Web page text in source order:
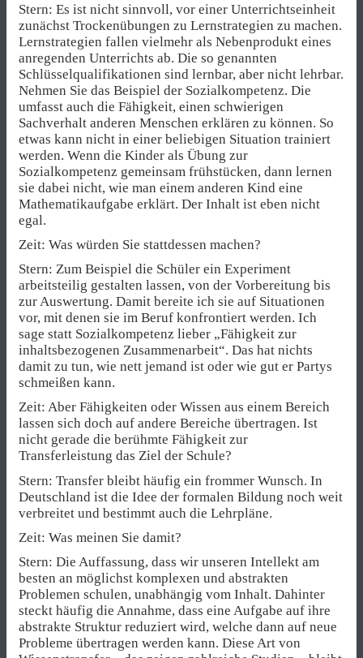
Stern: Es ist nicht sinnvoll, vor einer Unterrichtseinheit
zunächst Trockenübungen zu Lernstrategien zu machen.
Lernstrategien fallen vielmehr als Nebenprodukt eines
anregenden Unterrichts ab. Die so genannten
Schlüsselqualifikationen sind lernbar, aber nicht lehrbar.
Nehmen Sie das Beispiel der Sozialkompetenz. Die
umfasst auch die Fähigkeit, einen schwierigen
Sachverhalt anderen Menschen erklären zu können. So
etwas kann nicht in einer beliebigen Situation trainiert
werden. Wenn die Kinder als Übung zur
Sozialkompetenz gemeinsam frühstücken, dann lernen
sie dabei nicht, wie man einem anderen Kind eine
Mathematikaufgabe erklärt. Der Inhalt ist eben nicht
egal.
Zeit: Was würden Sie stattdessen machen?
Stern: Zum Beispiel die Schüler ein Experiment
arbeitsteilig gestalten lassen, von der Vorbereitung bis
zur Auswertung. Damit bereite ich sie auf Situationen
vor, mit denen sie im Beruf konfrontiert werden. Ich
sage statt Sozialkompetenz lieber „Fähigkeit zur
inhaltsbezogenen Zusammenarbeit“. Das hat nichts
damit zu tun, wie nett jemand ist oder wie gut er Partys
schmeißen kann.
Zeit: Aber Fähigkeiten oder Wissen aus einem Bereich
lassen sich doch auf andere Bereiche übertragen. Ist
nicht gerade die berühmte Fähigkeit zur
Transferleistung das Ziel der Schule?
Stern: Transfer bleibt häufig ein frommer Wunsch. In
Deutschland ist die Idee der formalen Bildung noch weit
verbreitet und bestimmt auch die Lehrpläne.
Zeit: Was meinen Sie damit?
Stern: Die Auffassung, dass wir unseren Intellekt am
besten an möglichst komplexen und abstrakten
Problemen schulen, unabhängig vom Inhalt. Dahinter
steckt häufig die Annahme, dass eine Aufgabe auf ihre
abstrakte Struktur reduziert wird, welche dann auf neue
Probleme übertragen werden kann. Diese Art von